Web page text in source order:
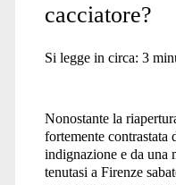
cacciatore?
Si legge in circa: 3
Nonostante la
fortemente contrastata
indignazione e da una
tenutasi a Firenze